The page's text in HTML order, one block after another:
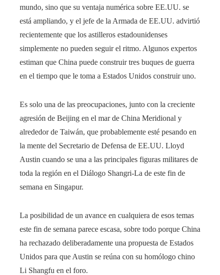
mundo, sino que su ventaja numérica sobre EE.UU. se
está ampliando, y el jefe de la Armada de EE.UU. advirtió
recientemente que los astilleros estadounidenses
simplemente no pueden seguir el ritmo. Algunos expertos
estiman que China puede construir tres buques de guerra
en el tiempo que le toma a Estados Unidos construir uno.
Es solo una de las preocupaciones, junto con la creciente
agresión de Beijing en el mar de China Meridional y
alrededor de Taiwán, que probablemente esté pesando en
la mente del Secretario de Defensa de EE.UU. Lloyd
Austin cuando se una a las principales figuras militares de
toda la región en el Diálogo Shangri-La de este fin de
semana en Singapur.
La posibilidad de un avance en cualquiera de esos temas
este fin de semana parece escasa, sobre todo porque China
ha rechazado deliberadamente una propuesta de Estados
Unidos para que Austin se reúna con su homólogo chino
Li Shangfu en el foro.